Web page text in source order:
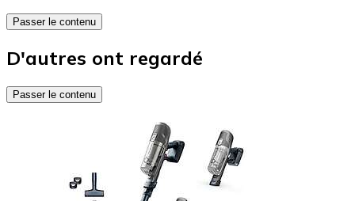
Passer le contenu
D'autres ont regardé
Passer le contenu